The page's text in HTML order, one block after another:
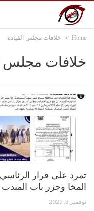
Home خلافات مجلس القيادة
خلافات مجلس
تمرد على قرار
المخا وجزر باب المندب
نوفمبر 3, 2025